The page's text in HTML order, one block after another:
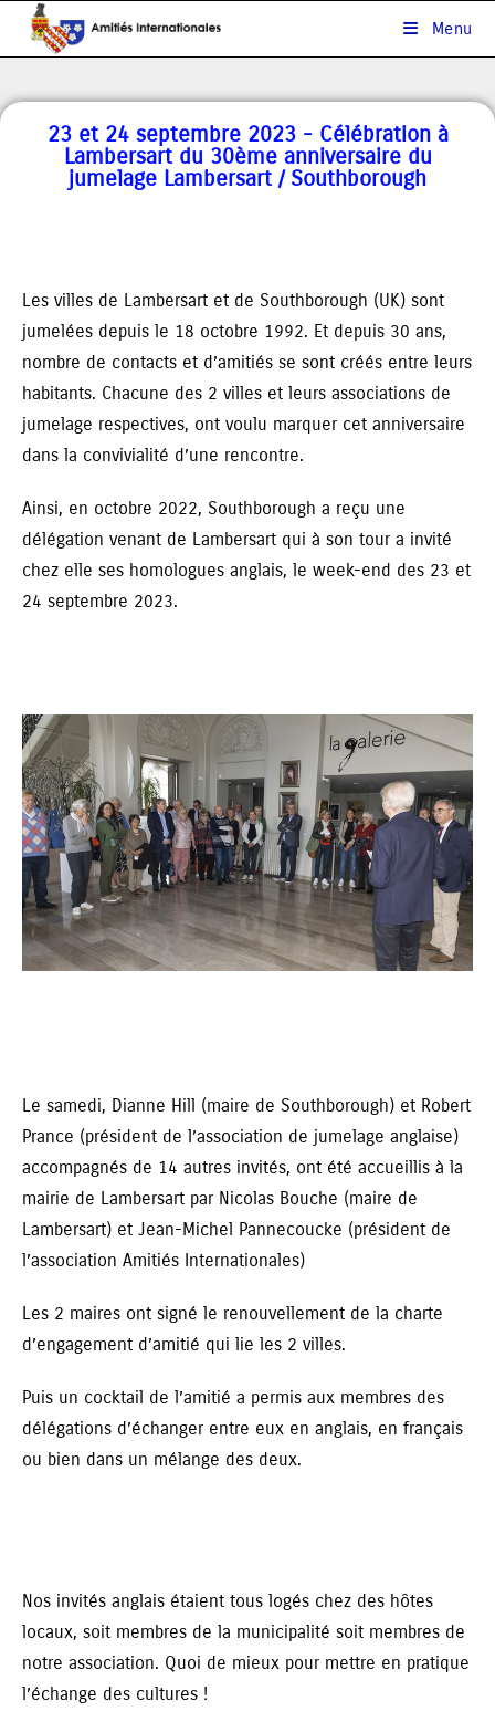
Menu
23 et 24 septembre 2023 - Célébration à
Lambersart du 30ème anniversaire du
jumelage Lambersart / Southborough
Les villes de Lambersart et de Southborough (UK) sont
jumelées depuis le 18 octobre 1992. Et depuis 30 ans,
nombre de contacts et d’amitiés se sont créés entre leurs
habitants. Chacune des 2 villes et leurs associations de
jumelage respectives, ont voulu marquer cet anniversaire
dans la convivialité d’une rencontre.
Ainsi, en octobre 2022, Southborough a reçu une
délégation venant de Lambersart qui à son tour a invité
chez elle ses homologues anglais, le week-end des 23 et
24 septembre 2023.
Le samedi, Dianne Hill (maire de Southborough) et Robert
Prance (président de l’association de jumelage anglaise)
accompagnés de 14 autres invités, ont été accueillis à la
mairie de Lambersart par Nicolas Bouche (maire de
Lambersart) et Jean-Michel Pannecoucke (président de
l’association Amitiés Internationales)
Les 2 maires ont signé le renouvellement de la charte
d’engagement d’amitié qui lie les 2 villes.
Puis un cocktail de l’amitié a permis aux membres des
délégations d’échanger entre eux en anglais, en français
ou bien dans un mélange des deux.
Nos invités anglais étaient tous logés chez des hôtes
locaux, soit membres de la municipalité soit membres de
notre association. Quoi de mieux pour mettre en pratique
l’échange des cultures !